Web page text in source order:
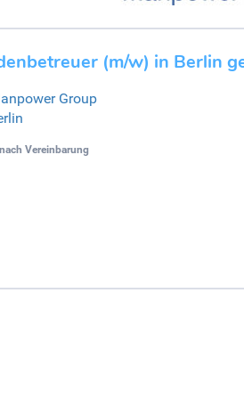
(m/w) in Berlin
Group
nach Vereinbarung